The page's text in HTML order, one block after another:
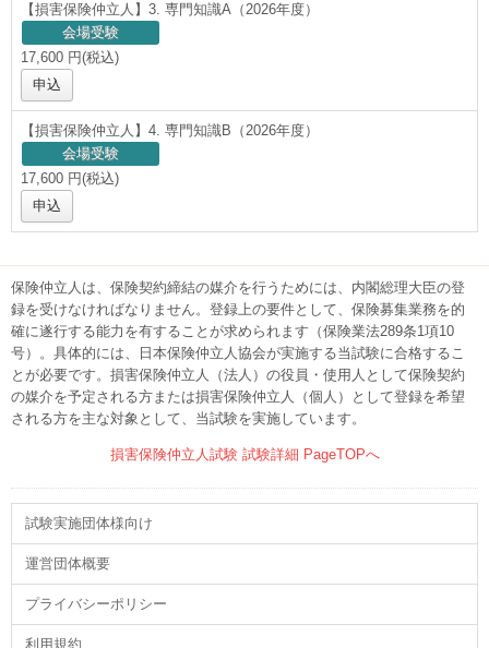
【損害保険仲立人】3. 専門知識A（2026年度）
会場受験
17,600 円(税込)
申込
【損害保険仲立人】4. 専門知識B（2026年度）
会場受験
17,600 円(税込)
申込
保険仲立人は、保険契約締結の媒介を行うためには、内閣総理大臣の登
録を受けなければなりません。登録上の要件として、保険募集業務を的
確に遂行する能力を有することが求められます（保険業法289条1項10
号）。具体的には、日本保険仲立人協会が実施する当試験に合格するこ
とが必要です。損害保険仲立人（法人）の役員・使用人として保険契約
の媒介を予定される方または損害保険仲立人（個人）として登録を希望
される方を主な対象として、当試験を実施しています。
損害保険仲立人試験 試験詳細 PageTOPへ
試験実施団体様向け
運営団体概要
プライバシーポリシー
利用規約